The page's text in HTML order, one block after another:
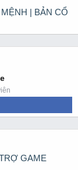
| BẢN CỔ
GAME